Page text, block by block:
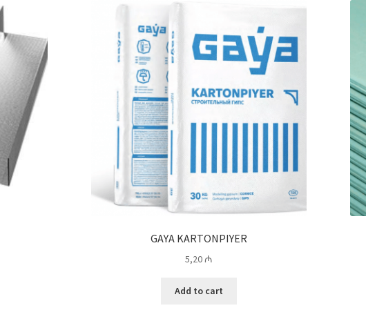
GAYA KARTONPIYER
5,20₼
Add to cart